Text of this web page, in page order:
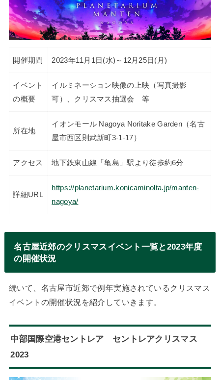
開催期間 2023年11月1日(水)～12月25日(月)
イベント
の概要
イルミネーション映像の上映（写真撮影
可）、クリスマス抽選会 等
所在地
イオンモール Nagoya Noritake Garden（名古
屋市西区則武新町3-1-17）
アクセス 地下鉄東山線「亀島」駅より徒歩約6分
詳細URL
https://planetarium.konicaminolta.jp/manten-
nagoya/
名古屋近郊のクリスマスイベント一覧と2023年度
の開催状況
続いて、名古屋市近郊で例年実施されているクリスマス
イベントの開催状況を紹介していきます。
中部国際空港セントレア セントレアクリスマス
2023